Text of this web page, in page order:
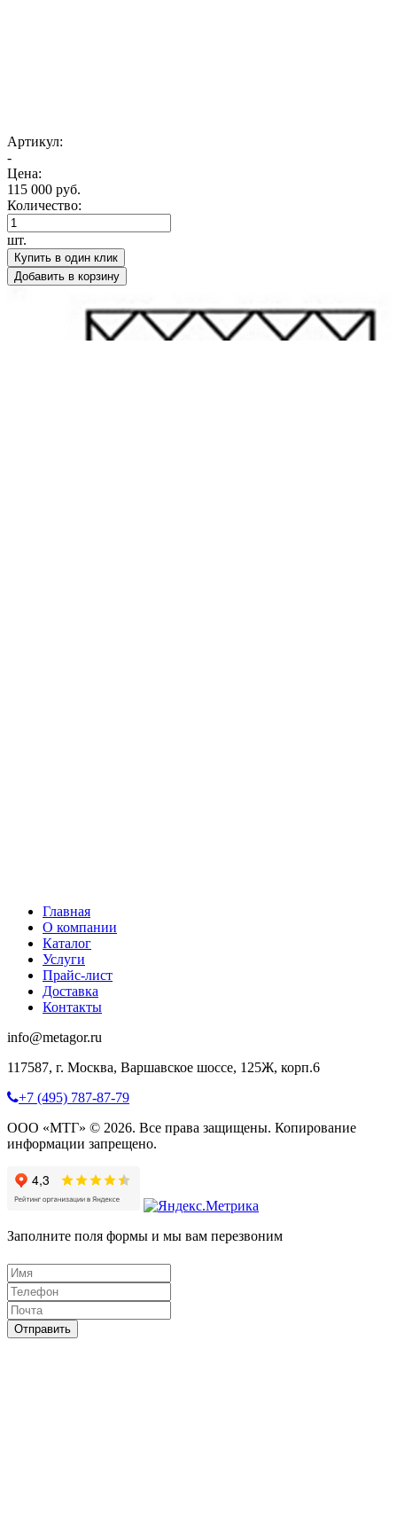
Артикул:
-
Цена:
115 000 руб.
Количество:
шт.
Купить в один клик
Добавить в корзину
Главная
О компании
Каталог
Услуги
Прайс-лист
Доставка
Контакты
info@metagor.ru
117587, г. Москва, Варшавское шоссе, 125Ж, корп.6
+7 (495) 787-87-79
ООО «МТГ» © 2026. Все права защищены. Копирование
информации запрещено.
Заполните поля формы и мы вам перезвоним
Отправить